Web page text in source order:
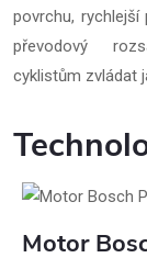
povrchu, rychlejší
převodový
cyklistům zvládat
Motor